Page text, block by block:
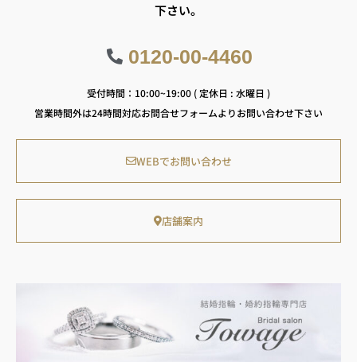
下さい。
0120-00-4460
受付時間：10:00~19:00 ( 定休日 : 水曜日 )
営業時間外は24時間対応お問合せフォームよりお問い合わせ下さい
WEBでお問い合わせ
店舗案内